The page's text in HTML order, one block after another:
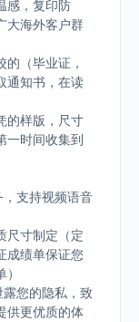
感，复印防
大海外客户群
（毕业证，
通知书，在读
的样版，尺寸
一时间收集到
支持视频语音
尺寸制定（定
成绩单保证您
您的隐私，致
供更优质的体